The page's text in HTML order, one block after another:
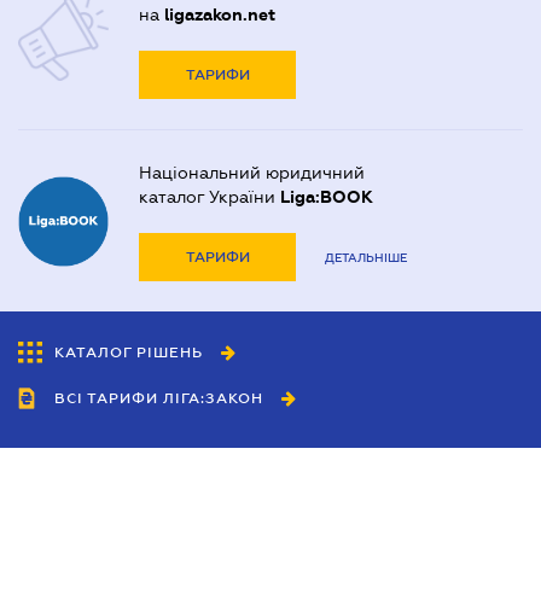
на ligazakon.net
ТАРИФИ
Національний юридичний
каталог України Liga:BOOK
ТАРИФИ ДЕТАЛЬНІШЕ
КАТАЛОГ РІШЕНЬ
ВСІ ТАРИФИ ЛІГА:ЗАКОН